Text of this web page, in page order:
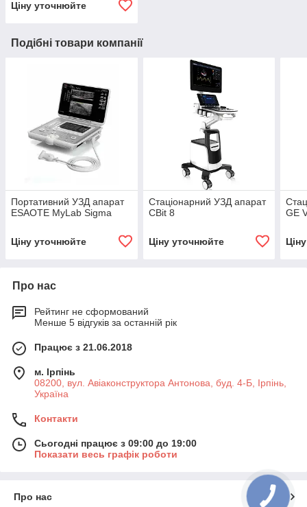
Ціну уточнюйте
Подібні товари компанії
Портативний УЗД апарат
ESAOTE MyLab Sigma
Ціну уточнюйте
Стаціонарний УЗД апарат
CBit 8
Ціну уточнюйте
GE
Про нас
Рейтинг не сформований
Менше 5 відгуків за останній рік
Працює з 21.06.2018
м. Ірпінь
08200, вул. Авіаконструктора Антонова, буд. 4-Б, Ірпінь,
Україна
Контакти
Сьогодні працює з 09:00 до 19:00
Показати весь графік роботи
Про нас